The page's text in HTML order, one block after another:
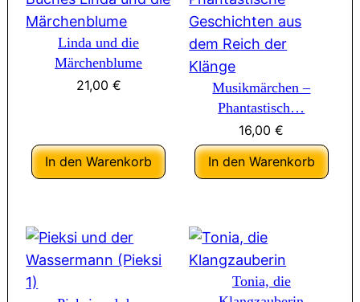
Linda und die
Märchenblume
21,00 €
In den Warenkorb
Musikmärchen –
Phantastisch…
16,00€
In den Warenkorb
Tonia, die